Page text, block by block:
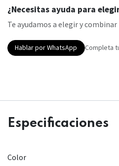
¿Necesitas ayuda para
Te ayudamos a elegir y
Hablar por WhatsApp Completa
Especificaciones
Color